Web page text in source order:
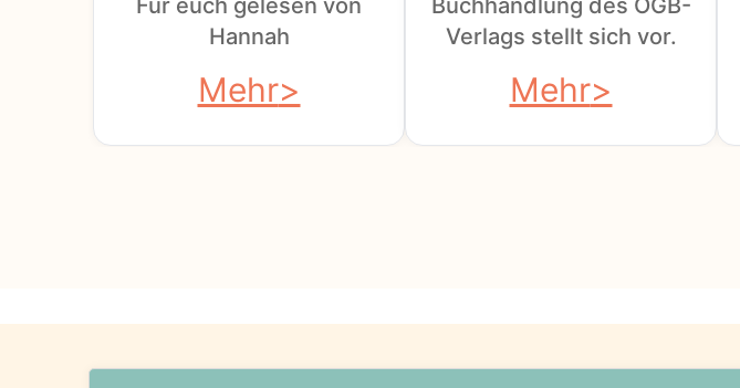
Für euch gelesen von
Hannah
Mehr
Buchhandlung des ÖGB-
Verlags stellt sich vor.
Mehr